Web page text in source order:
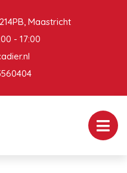
Maastricht
- 17:00